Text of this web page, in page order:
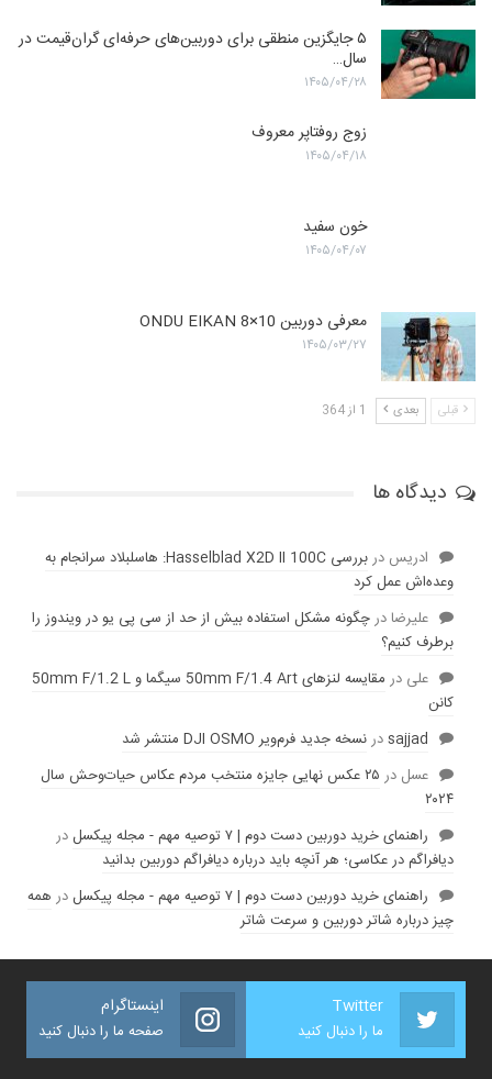
۵ جایگزین منطقی برای دوربین‌های حرفه‌ای گران‌قیمت در
سال…
۱۴۰۵/۰۴/۲۸
زوج روفتاپر معروف
۱۴۰۵/۰۴/۱۸
خون سفید
۱۴۰۵/۰۴/۰۷
معرفی دوربین ONDU EIKAN 8×10
۱۴۰۵/۰۳/۲۷
قبلی بعدی 1 از 364
دیدگاه ها
ادریس در
بررسی Hasselblad X2D II 100C: هاسلبلاد سرانجام به
وعده‌‌اش عمل کرد
عليرضادرچگونه مشکل استفاده بیش از حد از سی پی یو در ویندوز را
برطرف کنیم؟
علی در
مقایسه لنز‌های 50mm F/1.4 Art سیگما و 50mm F/1.2 L
کانن
sajjadدرنسخه جدید فرم‌ویر DJI OSMO منتشر شد
عسل در
۲۵ عکس نهایی جایزه منتخب مردم عکاس حیات‌وحش سال
۲۰۲۴
راهنمای خرید دوربین دست دوم | ۷ توصیه مهم - مجله پیکسل
در
دیافراگم در عکاسی؛ هر آنچه باید درباره دیافراگم دوربین بدانید
راهنمای خرید دوربین دست دوم | ۷ توصیه مهم - مجله پیکسل
در همه
چیز درباره شاتر دوربین و سرعت شاتر
Twitter
ما را دنبال کنید
اینستاگرام
صفحه ما را دنبال کنید